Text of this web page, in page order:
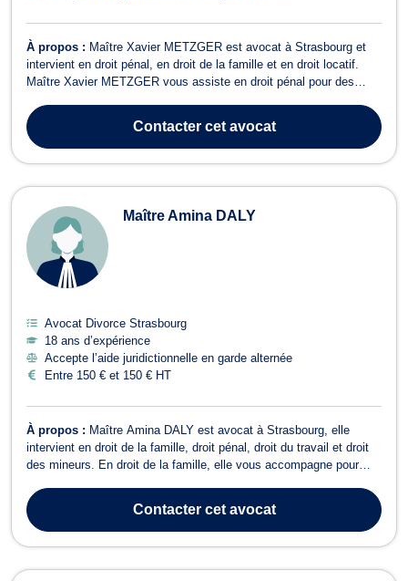
À propos : Maître Xavier METZGER est avocat à Strasbourg et
intervient en droit pénal, en droit de la famille et en droit locatif.
Maître Xavier METZGER vous assiste en droit pénal pour des
le faux, la conduite en état d’ivresse, l’homicide, le viol, etc. Il est
é...
Contactercet avocat
Maître Amina DALY
Avocat Divorce Strasbourg
18 ans d’expérience
Accepte l’aide juridictionnelle en garde alternée
Entre 150 € et 150 € HT
À propos : Maître Amina DALY est avocat à Strasbourg, elle
intervient en droit de la famille, droit pénal, droit du travail et droit
des mineurs. En droit de la famille, elle vous accompagne pour
de successions entre ayants droit, de la liquidation des indivisions,
de...
Contactercet avocat